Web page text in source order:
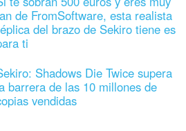
de FromSoftware, esta realista
del brazo de Sekiro tiene es
ti
Shadows Die Twice supera
barrera de las 10 millones de
vendidas